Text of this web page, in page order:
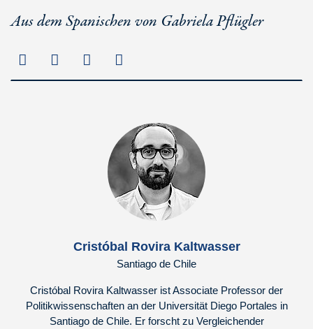
Aus dem Spanischen von Gabriela Pflügler
Cristóbal Rovira Kaltwasser
Santiago de Chile
Cristóbal Rovira Kaltwasser ist Associate Professor der
Politikwissenschaften an der Universität Diego Portales in
Santiago de Chile. Er forscht zu Vergleichender